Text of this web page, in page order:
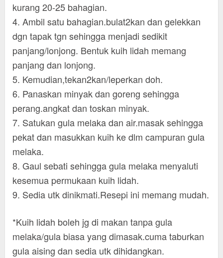
kurang 20-25 bahagian.
4. Ambil satu bahagian.bulat2kan dan gelekkan
dgn tapak tgn sehingga menjadi sedikit
panjang/lonjong. Bentuk kuih lidah memang
panjang dan lonjong.
5. Kemudian,tekan2kan/leperkan doh.
6. Panaskan minyak dan goreng sehingga
perang.angkat dan toskan minyak.
7. Satukan gula melaka dan air.masak sehingga
pekat dan masukkan kuih ke dlm campuran gula
melaka.
8. Gaul sebati sehingga gula melaka menyaluti
kesemua permukaan kuih lidah.
9. Sedia utk dinikmati.Resepi ini memang mudah.
*Kuih lidah boleh jg di makan tanpa gula
melaka/gula biasa yang dimasak.cuma taburkan
gula aising dan sedia utk dihidangkan.